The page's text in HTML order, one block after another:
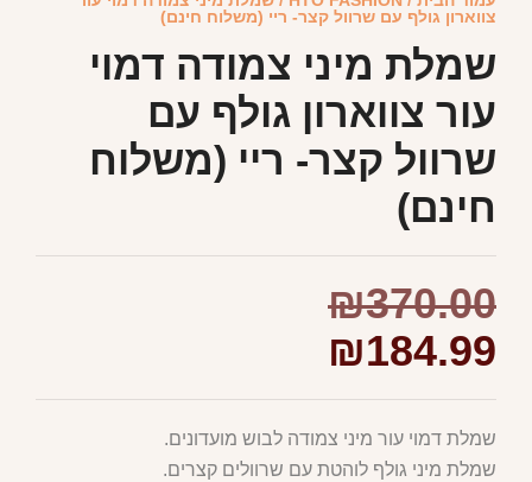
צווארון גולף עם שרוול קצר- ריי (משלוח חינם)
שמלת מיני צמודה דמוי
עור צווארון גולף עם
שרוול קצר- ריי (משלוח
חינם)
₪370.00
₪184.99
שמלת דמוי עור מיני צמודה לבוש מועדונים.
שמלת מיני גולף לוהטת עם שרוולים קצרים.